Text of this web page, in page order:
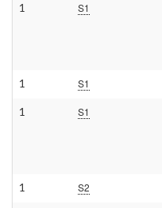
1 S1
1 S1
1 S1
1 S2